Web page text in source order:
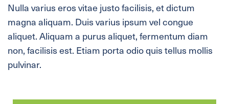
Nulla varius eros vitae justo facilisis, et dictum
magna aliquam. Duis varius ipsum vel congue
aliquet. Aliquam a purus aliquet, fermentum diam
non, facilisis est. Etiam porta odio quis tellus mollis
pulvinar.